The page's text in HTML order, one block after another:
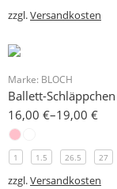
zzgl.Versandkosten
Marke: BLOCH
Ballett-
16,00 €–19,00 €
1 1.5 26.5 27
zzgl.Versandkosten